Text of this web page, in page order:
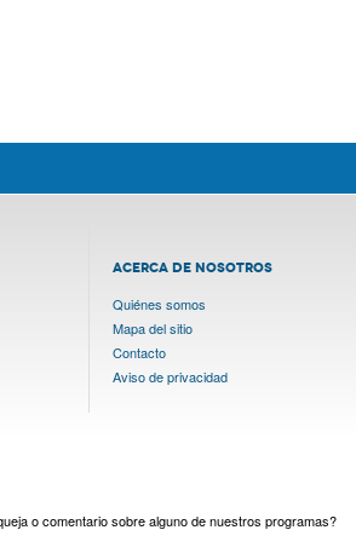
ACERCA DE NOSOTROS
Quiénes somos
Mapa del sitio
Contacto
Aviso de privacidad
o comentario sobre alguno de nuestros programas?